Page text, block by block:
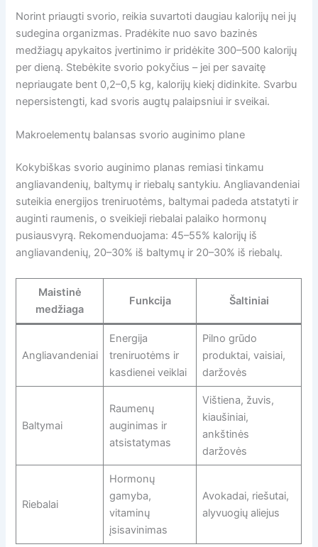
Norint priaugti svorio, reikia suvartoti daugiau kalorijų nei jų
sudegina organizmas. Pradėkite nuo savo bazinės
medžiagų apykaitos įvertinimo ir pridėkite 300–500 kalorijų
per dieną. Stebėkite svorio pokyčius – jei per savaitę
nepriaugate bent 0,2–0,5 kg, kalorijų kiekį didinkite. Svarbu
nepersistengti, kad svoris augtų palaipsniui ir sveikai.
Makroelementų balansas svorio auginimo plane
Kokybiškas svorio auginimo planas remiasi tinkamu
angliavandenių, baltymų ir riebalų santykiu. Angliavandeniai
suteikia energijos treniruotėms, baltymai padeda atstatyti ir
auginti raumenis, o sveikieji riebalai palaiko hormonų
pusiausvyrą. Rekomenduojama: 45–55% kalorijų iš
angliavandenių, 20–30% iš baltymų ir 20–30% iš riebalų.
Maistinė
medžiaga
Funkcija Šaltiniai
Angliavandeniai
Energija
treniruotėms ir
kasdienei veiklai
Pilno grūdo
produktai, vaisiai,
daržovės
Baltymai
Raumenų
auginimas ir
atsistatymas
Vištiena, žuvis,
kiaušiniai,
ankštinės
daržovės
Riebalai
Hormonų
gamyba,
vitaminų
įsisavinimas
Avokadai, riešutai,
alyvuogių aliejus